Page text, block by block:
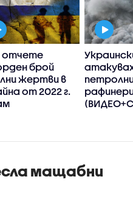
брой
жертви в
от 2022 г.
мащабни